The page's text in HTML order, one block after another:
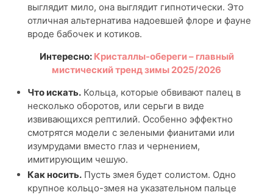
выглядит мило, она выглядит гипнотически. Это
отличная альтернатива надоевшей флоре и фауне
вроде бабочек и котиков.
Интересно: Кристаллы-обереги – главный
мистический тренд зимы 2025/2026
Что искать. Кольца, которые обвивают палец в
несколько оборотов, или серьги в виде
извивающихся рептилий. Особенно эффектно
смотрятся модели с зелеными фианитами или
изумрудами вместо глаз и чернением,
имитирующим чешую.
Как носить. Пусть змея будет солистом. Одно
крупное кольцо-змея на указательном пальце